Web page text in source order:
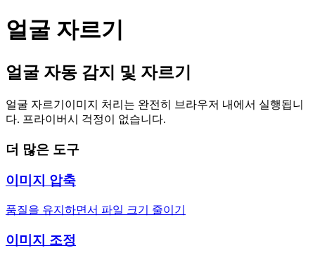
얼굴 자르기
얼굴 자동 감지 및 자르기
얼굴 자르기 이미지 처리는 완전히 브라우저 내에서 실행됩니
다. 프라이버시 걱정이 없습니다.
더 많은 도구
이미지 압축
품질을 유지하면서 파일 크기 줄이기
이미지 조정